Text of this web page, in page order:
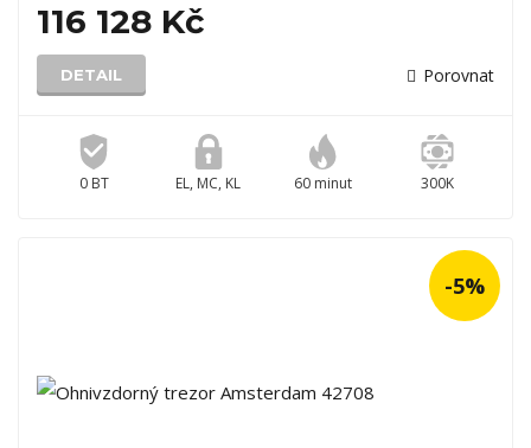
116 128 Kč
DETAIL Porovnat
0 BT EL, MC, KL 60 minut 300K
-5%